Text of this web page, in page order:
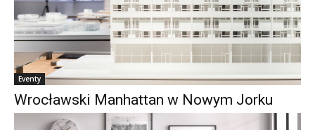
Eventy
Wrocławski Manhattan w Nowym Jorku